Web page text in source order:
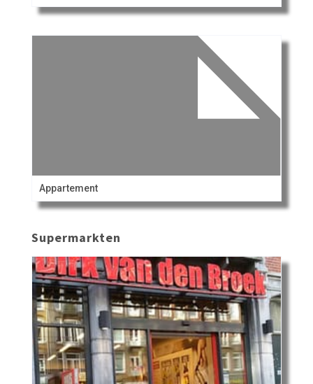
Appartement
Supermarkten